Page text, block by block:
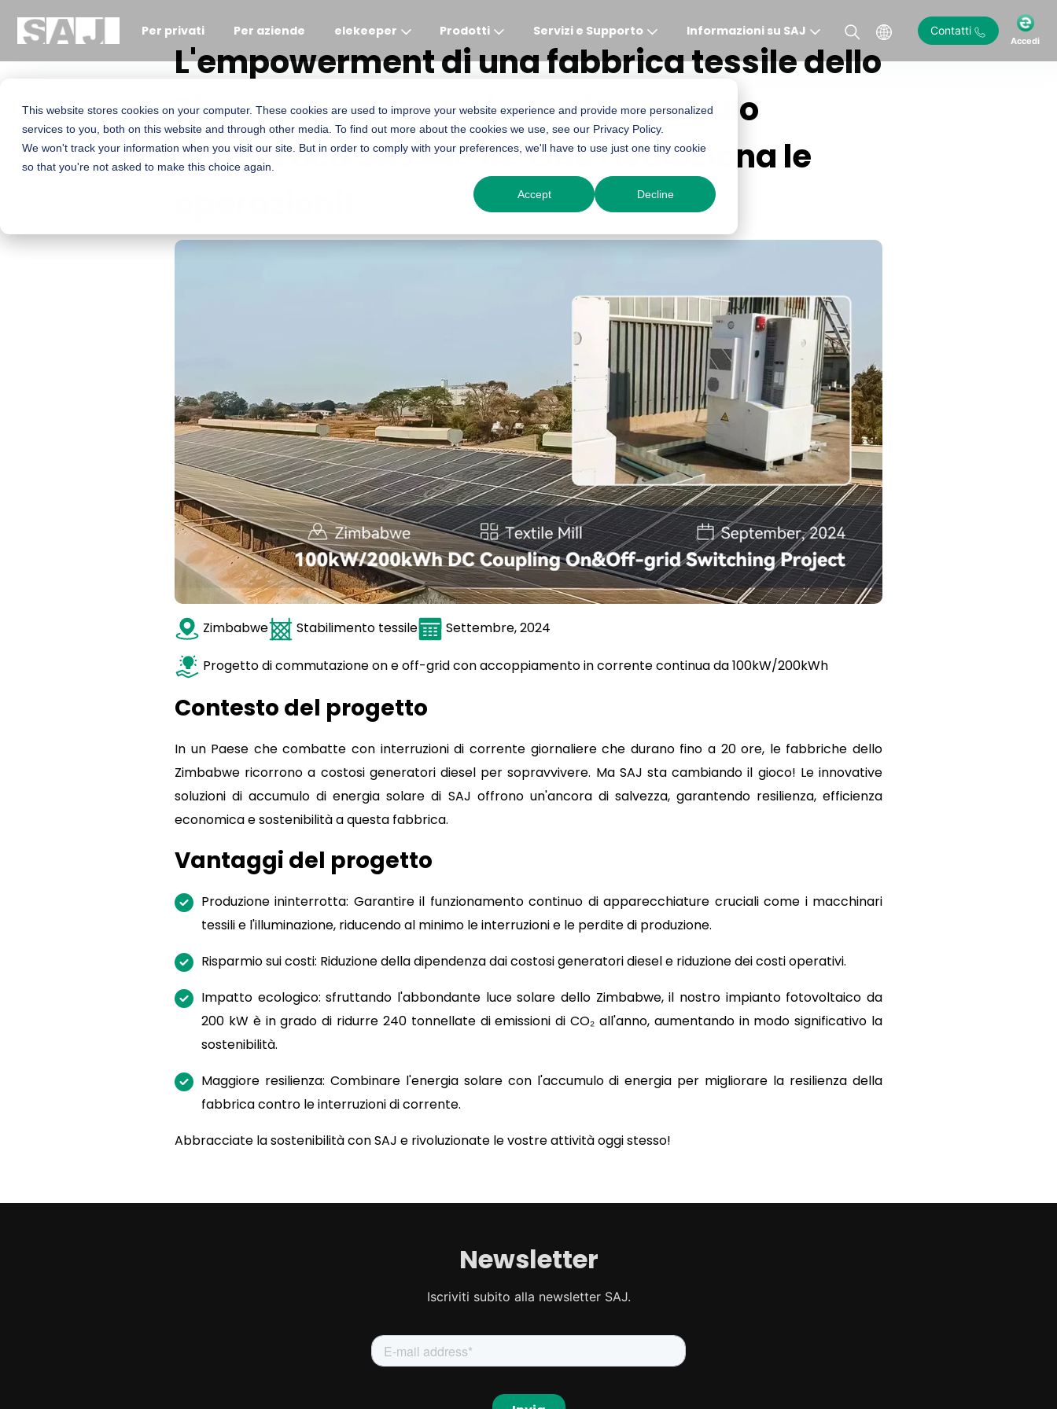
This website stores cookies on your computer. These cookies are used to improve your website experience and provide more personalized
services to you, both on this website and through other media. To find out more about the cookies we use, see our Privacy Policy.
We won't track your information when you visit our site. But in order to comply with your preferences, we'll have to use just one tiny cookie
so that you're not asked to make this choice again.
Accept Decline
Per privati Per aziende elekeeper Prodotti Servizi e Supporto Informazioni su SAJ Contatti
Accedi
English English English
Français (Afrique)
Deutsch
Espanol
English
English
Espanol
L'empowerment di una fabbrica tessile dello
Zimbabwe: La soluzione di accumulo
energetico SAJ All-In-One rivoluziona le
Zimbabwe Stabilimento tessile Settembre, 2024
Progetto di commutazione on e off-grid con accoppiamento in corrente continua da 100kW/200kWh
Contesto del progetto
In un Paese che combatte con interruzioni di corrente giornaliere che durano fino a 20 ore, le fabbriche dello
Zimbabwe ricorrono a costosi generatori diesel per sopravvivere. Ma SAJ sta cambiando il gioco! Le innovative
soluzioni di accumulo di energia solare di SAJ offrono un'ancora di salvezza, garantendo resilienza, efficienza
economica e sostenibilità a questa fabbrica.
Vantaggi del progetto
Produzione ininterrotta: Garantire il funzionamento continuo di apparecchiature cruciali come i macchinari
tessili e l'illuminazione, riducendo al minimo le interruzioni e le perdite di produzione.
Risparmio sui costi: Riduzione della dipendenza dai costosi generatori diesel e riduzione dei costi operativi.
Impatto ecologico: sfruttando l'abbondante luce solare dello Zimbabwe, il nostro impianto fotovoltaico da
200 kW è in grado di ridurre 240 tonnellate di emissioni di CO₂ all'anno, aumentando in modo significativo la
sostenibilità.
Maggiore resilienza: Combinare l'energia solare con l'accumulo di energia per migliorare la resilienza della
fabbrica contro le interruzioni di corrente.
Abbracciate la sostenibilità con SAJ e rivoluzionate le vostre attività oggi stesso!
Newsletter
Iscriviti subito alla newsletter SAJ.